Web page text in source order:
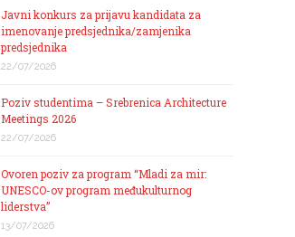
Javni konkurs za prijavu kandidata za
imenovanje predsjednika/zamjenika
predsjednika
22/07/2026
Poziv studentima – Srebrenica Architecture
Meetings 2026
22/07/2026
Ovoren poziv za program “Mladi za mir:
UNESCO-ov program međukulturnog
liderstva”
13/07/2026